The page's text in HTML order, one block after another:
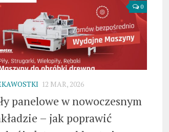
0
12 MAR, 2026
panelowe w nowoczesnym
– jak poprawić